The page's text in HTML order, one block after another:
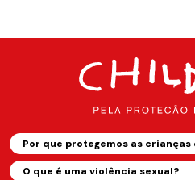
Por que protegemos as
O que é uma violência sexual?